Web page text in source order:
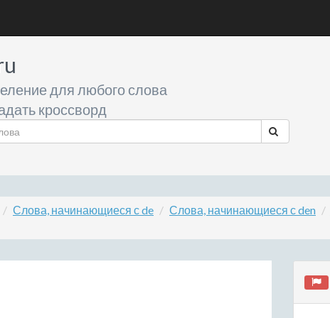
для любого слова
кроссворд
Слова, начинающиеся с de Слова, начинающиеся с den